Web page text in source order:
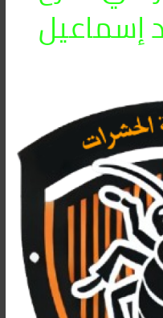
إسماعيل